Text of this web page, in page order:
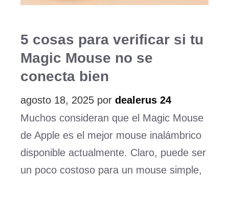
5 cosas para verificar si tu
Magic Mouse no se
conecta bien
agosto 18, 2025 por dealerus 24
Muchos consideran que el Magic Mouse
de Apple es el mejor mouse inalámbrico
disponible actualmente. Claro, puede ser
un poco costoso para un mouse simple,